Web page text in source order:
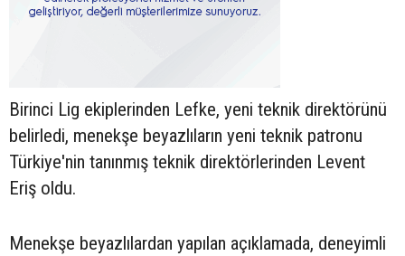
Birinci Lig ekiplerinden Lefke, yeni teknik direktörünü
belirledi, menekşe beyazlıların yeni teknik patronu
Türkiye'nin tanınmış teknik direktörlerinden Levent
Eriş oldu.
Menekşe beyazlılardan yapılan açıklamada, deneyimli